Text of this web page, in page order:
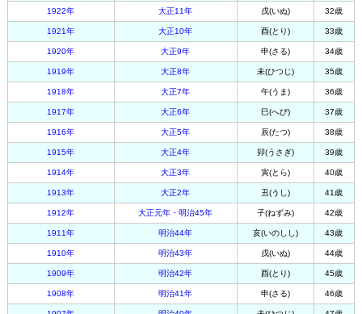
1922年 大正11年 戌(いぬ) 32歳
1921年 大正10年 酉(とり) 33歳
1920年 大正9年 申(さる) 34歳
1919年 大正8年 未(ひつじ) 35歳
1918年 大正7年 午(うま) 36歳
1917年 大正6年 巳(へび) 37歳
1916年 大正5年 辰(たつ) 38歳
1915年 大正4年 卯(うさぎ) 39歳
1914年 大正3年 寅(とら) 40歳
1913年 大正2年 丑(うし) 41歳
1912年 大正元年・明治45年 子(ねずみ) 42歳
1911年 明治44年 亥(いのしし) 43歳
1910年 明治43年 戌(いぬ) 44歳
1909年 明治42年 酉(とり) 45歳
1908年 明治41年 申(さる) 46歳